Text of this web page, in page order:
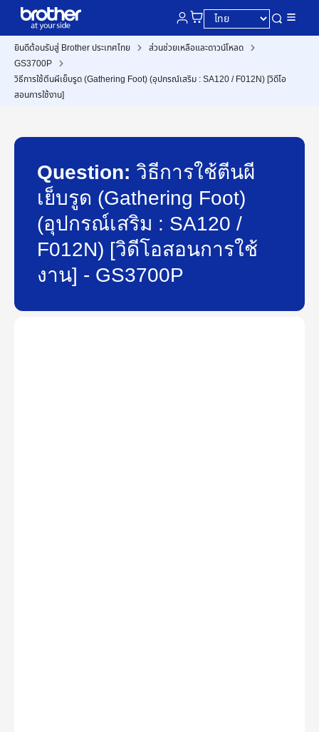
ยินดีต้อนรับสู่ Brother ประเทศไทย
ส่วนช่วยเหลือและดาวน์โหลด
GS3700P
วิธีการใช้ตีนผีเย็บรูด (Gathering Foot) (อุปกรณ์เสริม : SA120 / F012N) [วิดีโอ
สอนการใช้งาน]
Question: วิธีการใช้ตีนผี
เย็บรูด (Gathering Foot)
(อุปกรณ์เสริม : SA120 /
F012N) [วิดีโอสอนการใช้
งาน] - GS3700P